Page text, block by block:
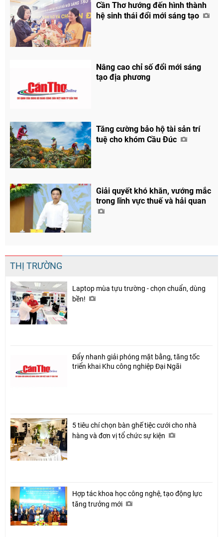
Cần Thơ hướng đến hình thành
hệ sinh thái đổi mới sáng tạo
Nâng cao chỉ số đổi mới sáng
tạo địa phương
Tăng cường bảo hộ tài sản trí
tuệ cho khóm Cầu Đúc
Giải quyết khó khăn, vướng mắc
trong lĩnh vực thuế và hải quan
THỊ TRƯỜNG
Laptop mùa tựu trường - chọn chuẩn, dùng
bền!
Đẩy nhanh giải phóng mặt bằng, tăng tốc
triển khai Khu công nghiệp Đại Ngãi
5 tiêu chí chọn bàn ghế tiệc cưới cho nhà
hàng và đơn vị tổ chức sự kiện
Hợp tác khoa học công nghệ, tạo động lực
tăng trưởng mới